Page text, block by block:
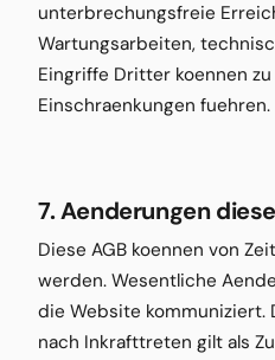
unterbrechungsfreie
Wartungsarbeiten,
Eingriffe Dritter koennen
Einschraenkungen fuehren.
7. Aenderungen
Diese AGB koennen von
werden. Wesentliche
die Website kommuniziert.
nach Inkrafttreten gilt als